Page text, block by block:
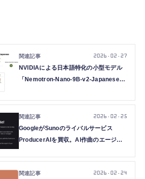
NVIDIAによる日本語特化の小型モデル
「Nemotron-Nano-9B-v2-Japanese」
ークリー）
2026.02.27
GoogleがSunoのライバルサービス
ProducerAIを買収。AI作曲のエージェ
3との関係とその実力（CloseBox）
2026.02.25
2026.02.24